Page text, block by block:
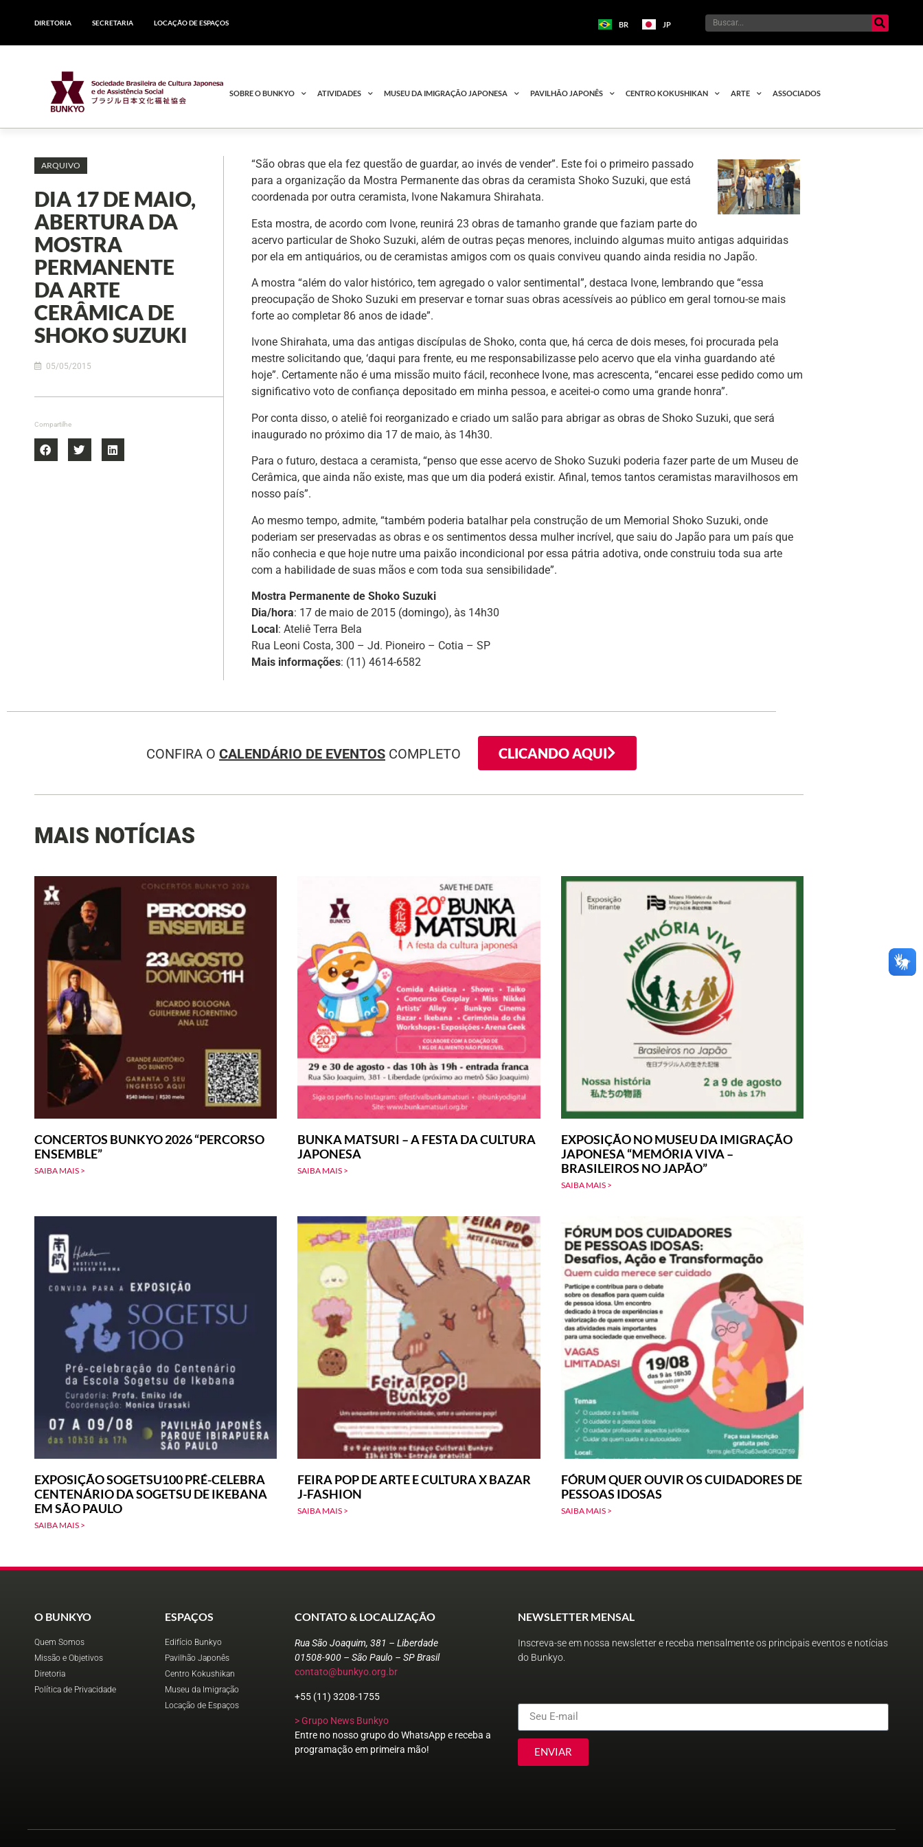
DIRETORIA SECRETARIA LOCAÇÃO DE ESPAÇOS BR JP
SOBRE O BUNKYO ATIVIDADES MUSEU DA IMIGRAÇÃO JAPONESA PAVILHÃO JAPONÊS CENTRO KOKUSHIKAN ARTE ASSOCIADOS
ARQUIVO
DIA 17 DE MAIO,
ABERTURA DA
MOSTRA
PERMANENTE
DA ARTE
CERÂMICA DE
SHOKO SUZUKI
05/05/2015
Compartilhe
“São obras que ela fez questão de guardar, ao invés de vender”. Este foi o primeiro passado
para a organização da Mostra Permanente das obras da ceramista Shoko Suzuki, que está
coordenada por outra ceramista, Ivone Nakamura Shirahata.
Esta mostra, de acordo com Ivone, reunirá 23 obras de tamanho grande que faziam parte do
acervo particular de Shoko Suzuki, além de outras peças menores, incluindo algumas muito antigas adquiridas
por ela em antiquários, ou de ceramistas amigos com os quais conviveu quando ainda residia no Japão.
A mostra “além do valor histórico, tem agregado o valor sentimental”, destaca Ivone, lembrando que “essa
preocupação de Shoko Suzuki em preservar e tornar suas obras acessíveis ao público em geral tornou-se mais
forte ao completar 86 anos de idade”.
Ivone Shirahata, uma das antigas discípulas de Shoko, conta que, há cerca de dois meses, foi procurada pela
mestre solicitando que, ‘daqui para frente, eu me responsabilizasse pelo acervo que ela vinha guardando até
hoje”. Certamente não é uma missão muito fácil, reconhece Ivone, mas acrescenta, “encarei esse pedido como um
significativo voto de confiança depositado em minha pessoa, e aceitei-o como uma grande honra”.
Por conta disso, o ateliê foi reorganizado e criado um salão para abrigar as obras de Shoko Suzuki, que será
inaugurado no próximo dia 17 de maio, às 14h30.
Para o futuro, destaca a ceramista, “penso que esse acervo de Shoko Suzuki poderia fazer parte de um Museu de
Cerâmica, que ainda não existe, mas que um dia poderá existir. Afinal, temos tantos ceramistas maravilhosos em
nosso país”.
Ao mesmo tempo, admite, “também poderia batalhar pela construção de um Memorial Shoko Suzuki, onde
poderiam ser preservadas as obras e os sentimentos dessa mulher incrível, que saiu do Japão para um país que
não conhecia e que hoje nutre uma paixão incondicional por essa pátria adotiva, onde construiu toda sua arte
com a habilidade de suas mãos e com toda sua sensibilidade”.
Mostra Permanente de Shoko Suzuki
Dia/hora: 17 de maio de 2015 (domingo), às 14h30
Local: Ateliê Terra Bela
Rua Leoni Costa, 300 – Jd. Pioneiro – Cotia – SP
Mais informações: (11) 4614-6582
CONFIRA O CALENDÁRIO DE EVENTOS COMPLETO CLICANDO AQUI
MAIS NOTÍCIAS
CONCERTOS BUNKYO 2026 “PERCORSO
ENSEMBLE”
SAIBA MAIS >
BUNKA MATSURI – A FESTA DA CULTURA
JAPONESA
SAIBA MAIS >
EXPOSIÇÃO NO MUSEU DA IMIGRAÇÃO
JAPONESA “MEMÓRIA VIVA –
BRASILEIROS NO JAPÃO”
SAIBA MAIS >
EXPOSIÇÃO SOGETSU100 PRÉ-CELEBRA
CENTENÁRIO DA SOGETSU DE IKEBANA
EM SÃO PAULO
SAIBA MAIS >
FEIRA POP DE ARTE E CULTURA X BAZAR
J-FASHION
SAIBA MAIS >
FÓRUM QUER OUVIR OS CUIDADORES DE
PESSOAS IDOSAS
SAIBA MAIS >
O BUNKYO
Quem Somos
Missão e Objetivos
Diretoria
Política de Privacidade
ESPAÇOS
Edifício Bunkyo
Pavilhão Japonês
Centro Kokushikan
Museu da Imigração
Locação de Espaços
CONTATO & LOCALIZAÇÃO
Rua São Joaquim, 381 – Liberdade
01508-900 – São Paulo – SP Brasil
contato@bunkyo.org.br
+55 (11) 3208-1755
> Grupo News Bunkyo
Entre no nosso grupo do WhatsApp e receba a
programação em primeira mão!
NEWSLETTER MENSAL
Inscreva-se em nossa newsletter e receba mensalmente os principais eventos e notícias
do Bunkyo.
ENVIAR